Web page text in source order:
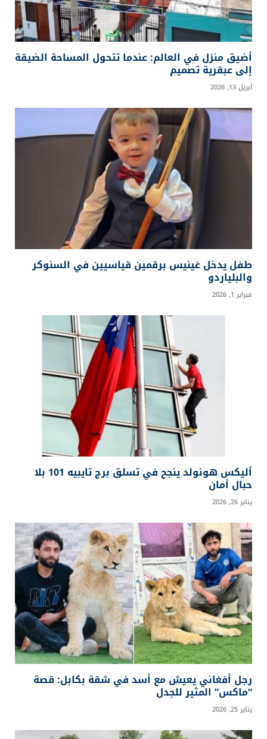
أضيق منزل في العالم: عندما تتحول المساحة الضيقة
إلى عبقرية تصميم
أبريل 13, 2026
طفل يدخل غينيس برقمين قياسيين في السنوكر
والبلياردو
فبراير 1, 2026
أليكس هونولد ينجح في تسلق برج تايبيه 101 بلا
حبال أمان
يناير 26, 2026
رجل أفغاني يعيش مع أسد في شقة بكابل: قصة
“ماكس” المثير للجدل
يناير 25, 2026